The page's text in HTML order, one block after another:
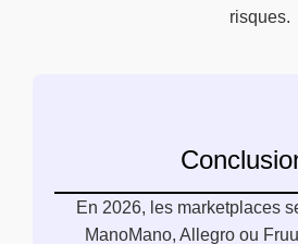
risques.
En 2026, les marketplaces
ManoMano, Allegro ou